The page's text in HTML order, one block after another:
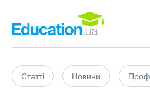
Статті Новини